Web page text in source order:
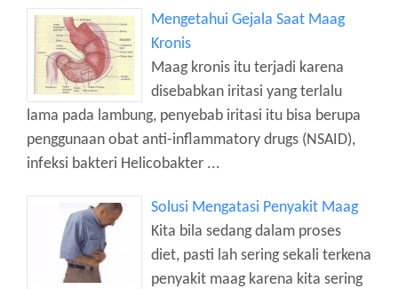
Mengetahui Gejala Saat Maag
Kronis
Maag kronis itu terjadi karena
disebabkan iritasi yang terlalu
lama pada lambung, penyebab iritasi itu bisa berupa
penggunaan obat anti-inflammatory drugs (NSAID),
infeksi bakteri Helicobakter ...
Solusi Mengatasi Penyakit Maag
Kita bila sedang dalam proses
diet, pasti lah sering sekali terkena
penyakit maag karena kita sering